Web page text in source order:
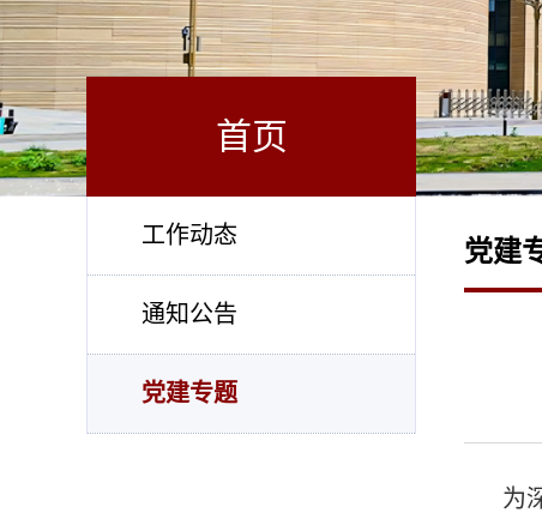
首页
工作动态
通知公告
党建专题
党建
为